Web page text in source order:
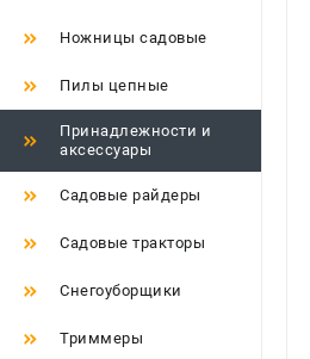
Ножницы садовые
Пилы цепные
Принадлежности и
аксессуары
Садовые райдеры
Садовые тракторы
Снегоуборщики
Триммеры